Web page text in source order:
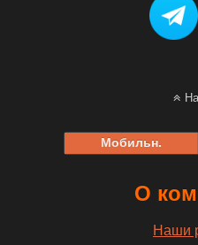
Мобильн.
О
Наши